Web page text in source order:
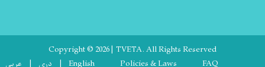
Copyright © 2026 | TVETA. All Rights Reserved
FAQ
Policies & Laws
English دری عربی